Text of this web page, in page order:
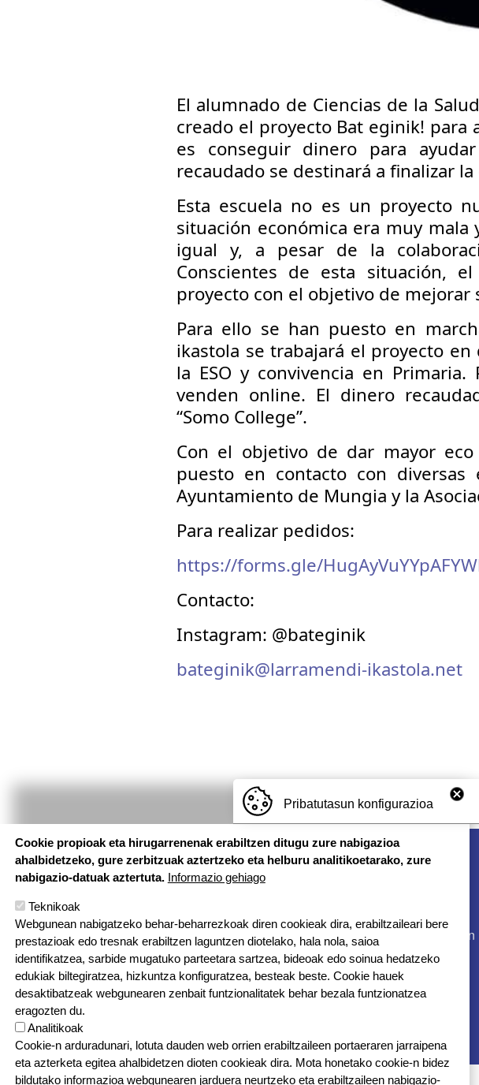
El alumnado de Ciencias de la
creado el proyecto Bat eginik! para
es conseguir dinero para
recaudado se destinará a finalizar
Esta escuela no es un proyecto
situación económica era muy
igual y, a pesar de la
Conscientes de esta situación,
proyecto con el objetivo de mejorar
Para ello se han puesto en
ikastola se trabajará el proyecto
la ESO y convivencia en
venden online. El dinero
“Somo College”.
Con el objetivo de dar mayor
puesto en contacto con diversas
Ayuntamiento de Mungia y la
Para realizar pedidos:
https://forms.gle/
Contacto:
Instagram: @bateginik
bateginik@larramendi-ikastola.net
Irudia
© Larramendi Ikastola - Eskubide guztiak bere esku
Tel.: 94 674 9080
CONTACTA CON NOSOTROS
Kontaktatu Gurekin lan egin
Pribatutasun konfigurazioa
Cookie propioak eta hirugarrenenak erabiltzen ditugu zure nabigazioa
ahalbidetzeko, gure zerbitzuak aztertzeko eta helburu analitikoetarako, zure
nabigazio-datuak aztertuta. Informazio gehiago
Teknikoak
Webgunean nabigatzeko behar-beharrezkoak diren cookieak dira, erabiltzaileari bere
prestazioak edo tresnak erabiltzen laguntzen diotelako, hala nola, saioa
identifikatzea, sarbide mugatuko parteetara sartzea, bideoak edo soinua hedatzeko
edukiak biltegiratzea, hizkuntza konfiguratzea, besteak beste. Cookie hauek
desaktibatzeak webgunearen zenbait funtzionalitatek behar bezala funtzionatzea
eragozten du.
Analitikoak
Cookie-n arduradunari, lotuta dauden web orrien erabiltzaileen portaeraren jarraipena
eta azterketa egitea ahalbidetzen dioten cookieak dira. Mota honetako cookie-n bidez
bildutako informazioa webgunearen jarduera neurtzeko eta erabiltzaileen nabigazio-